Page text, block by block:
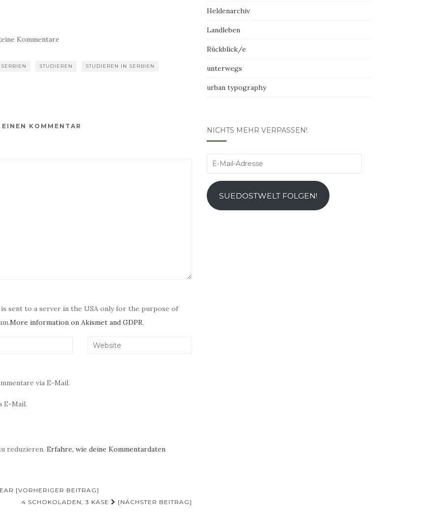
Kommentare
SERBIEN STUDIEREN STUDIEREN IN SERBIEN
EINEN KOMMENTAR
is sent to a server in the USA only for the purpose of
More information on Akismet and GDPR.
via E-Mail.
E-Mail.
reduzieren. Erfahre, wie deine Kommentardaten
[VORHERIGER BEITRAG]
4 SCHOKOLADEN, 3 KÄSE
[NÄCHSTER BEITRAG]
Heldenarchiv
Landleben
Rückblick/e
unterwegs
urban typography
NICHTS MEHR VERPASSEN!
E-
Adresse
SUEDOSTWELT FOLGEN!